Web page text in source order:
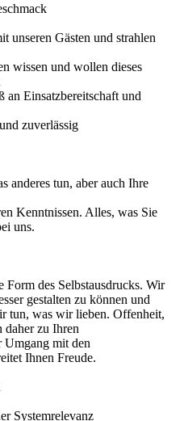
unseren Gästen und strahlen
wissen und wollen dieses
an Einsatzbereitschaft und
zuverlässig
anderes tun, aber auch Ihre
Kenntnissen. Alles, was Sie
uns.
Form des Selbstausdrucks. Wir
gestalten zu können und
tun, was wir lieben. Offenheit,
zu Ihren
Umgang mit den
Ihnen Freude.
Systemrelevanz